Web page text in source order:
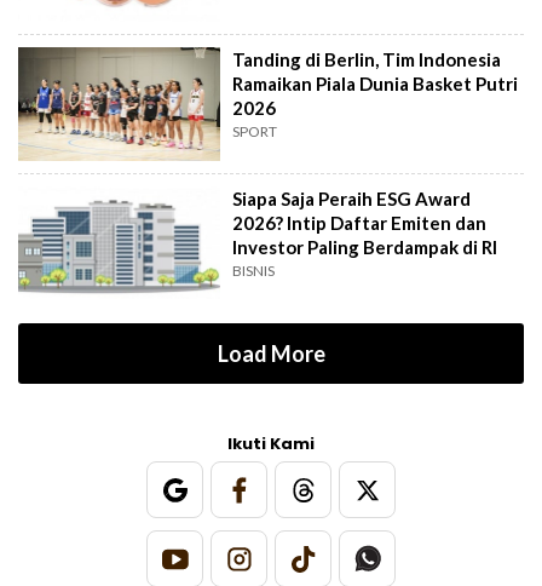
Tanding di Berlin, Tim Indonesia
Ramaikan Piala Dunia Basket Putri
2026
SPORT
Siapa Saja Peraih ESG Award
2026? Intip Daftar Emiten dan
Investor Paling Berdampak di RI
BISNIS
Load More
Ikuti Kami